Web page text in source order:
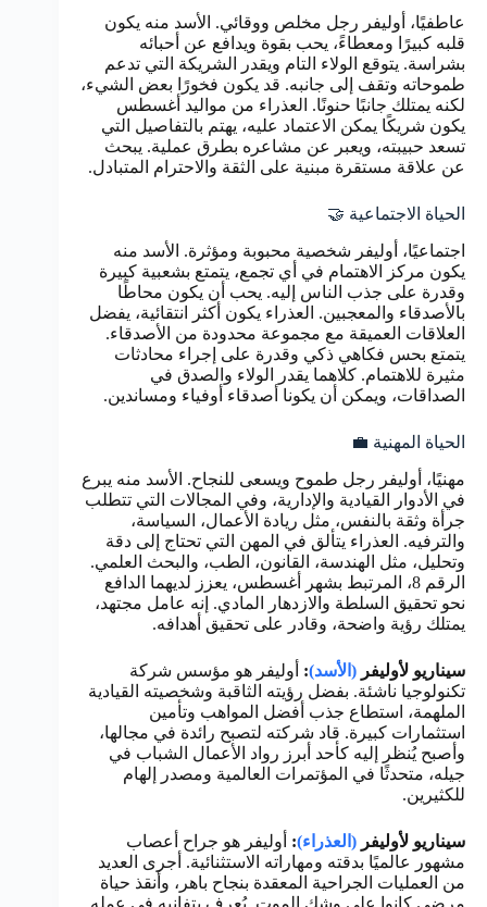
عاطفيًا، أوليفر رجل مخلص ووقائي. الأسد منه يكون
قلبه كبيرًا ومعطاءً، يحب بقوة ويدافع عن أحبائه
بشراسة. يتوقع الولاء التام ويقدر الشريكة التي تدعم
طموحاته وتقف إلى جانبه. قد يكون فخورًا بعض الشيء،
لكنه يمتلك جانبًا حنونًا. العذراء من مواليد أغسطس
يكون شريكًا يمكن الاعتماد عليه، يهتم بالتفاصيل التي
تسعد حبيبته، ويعبر عن مشاعره بطرق عملية. يبحث
عن علاقة مستقرة مبنية على الثقة والاحترام المتبادل.
الحياة الاجتماعية 🤝
اجتماعيًا، أوليفر شخصية محبوبة ومؤثرة. الأسد منه
يكون مركز الاهتمام في أي تجمع، يتمتع بشعبية كبيرة
وقدرة على جذب الناس إليه. يحب أن يكون محاطًا
بالأصدقاء والمعجبين. العذراء يكون أكثر انتقائية، يفضل
العلاقات العميقة مع مجموعة محدودة من الأصدقاء.
يتمتع بحس فكاهي ذكي وقدرة على إجراء محادثات
مثيرة للاهتمام. كلاهما يقدر الولاء والصدق في
الصداقات، ويمكن أن يكونا أصدقاء أوفياء ومساندين.
الحياة المهنية 💼
مهنيًا، أوليفر رجل طموح ويسعى للنجاح. الأسد منه يبرع
في الأدوار القيادية والإدارية، وفي المجالات التي تتطلب
جرأة وثقة بالنفس، مثل ريادة الأعمال، السياسة،
والترفيه. العذراء يتألق في المهن التي تحتاج إلى دقة
وتحليل، مثل الهندسة، القانون، الطب، والبحث العلمي.
الرقم 8، المرتبط بشهر أغسطس، يعزز لديهما الدافع
نحو تحقيق السلطة والازدهار المادي. إنه عامل مجتهد،
يمتلك رؤية واضحة، وقادر على تحقيق أهدافه.
سيناريو لأوليفر (الأسد): أوليفر هو مؤسس شركة
تكنولوجيا ناشئة. بفضل رؤيته الثاقبة وشخصيته القيادية
الملهمة، استطاع جذب أفضل المواهب وتأمين
استثمارات كبيرة. قاد شركته لتصبح رائدة في مجالها،
وأصبح يُنظر إليه كأحد أبرز رواد الأعمال الشباب في
جيله، متحدثًا في المؤتمرات العالمية ومصدر إلهام
للكثيرين.
سيناريو لأوليفر (العذراء): أوليفر هو جراح أعصاب
مشهور عالميًا بدقته ومهاراته الاستثنائية. أجرى العديد
من العمليات الجراحية المعقدة بنجاح باهر، وأنقذ حياة
مرضى كانوا على وشك الموت. يُعرف بتفانيه في عمله